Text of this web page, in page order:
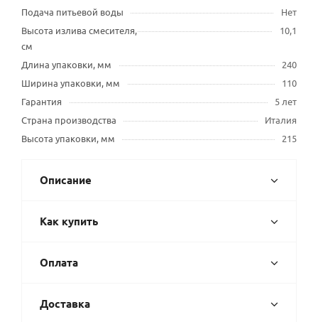
Подача питьевой воды
Нет
Высота излива смесителя,
см
10,1
Длина упаковки, мм
240
Ширина упаковки, мм
110
Гарантия
5 лет
Страна производства
Италия
Высота упаковки, мм
215
Описание
Как купить
Оплата
Доставка